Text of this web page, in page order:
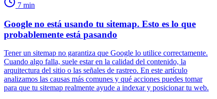
7 min
Google no está usando tu sitemap. Esto es lo que
probablemente está pasando
Tener un sitemap no garantiza que Google lo utilice correctamente.
Cuando algo falla, suele estar en la calidad del contenido, la
arquitectura del sitio o las señales de rastreo. En este artículo
analizamos las causas más comunes y qué acciones puedes tomar
para que tu sitemap realmente ayude a indexar y posicionar tu web.